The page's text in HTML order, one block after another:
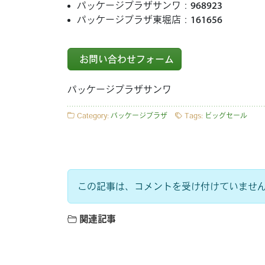
パッケージプラザサンワ： 968923
パッケージプラザ東堀店： 161656
お問い合わせフォーム
パッケージプラザサンワ
Category: パッケージプラザ Tags: ビッグセール
この記事は、コメントを受け付けていませ
関連記事